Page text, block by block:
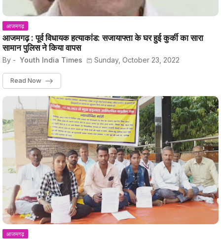
आजमगढ़
आजमगढ़ : पूर्व विधायक हत्याकांड: सजायाफ्ता के घर हुई कुर्की का सारा
सामान पुलिस ने किया वापस
By - Youth India Times Sunday, October 23, 2022
Read Now
आजमगढ़